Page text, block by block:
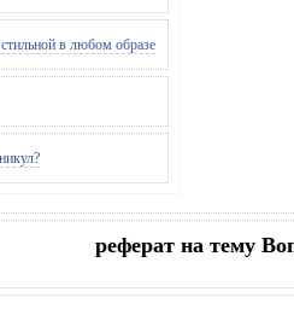
в любом образе
реферат на тему